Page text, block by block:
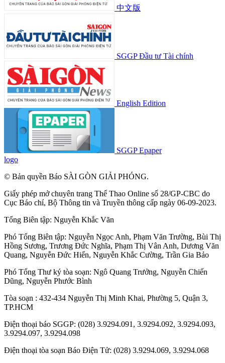
中文版
SGGP Đầu tư Tài chính
English Edition
SGGP Epaper
logo
© Bản quyền Báo SÀI GÒN GIẢI PHÓNG.
Giấy phép mở chuyên trang Thể Thao Online số 28/GP-CBC do
Cục Báo chí, Bộ Thông tin và Truyền thông cấp ngày 06-09-2023.
Tổng Biên tập: Nguyễn Khắc Văn
Phó Tổng Biên tập: Nguyễn Ngọc Anh, Phạm Văn Trường, Bùi Thị
Hồng Sương, Trương Đức Nghĩa, Phạm Thị Vân Anh, Dương Văn
Quang, Nguyễn Đức Hiển, Nguyễn Khắc Cường, Trần Gia Bảo
Phó Tổng Thư ký tòa soạn: Ngô Quang Trưởng, Nguyễn Chiến
Dũng, Nguyễn Phước Bình
Tòa soạn : 432-434 Nguyễn Thị Minh Khai, Phường 5, Quận 3,
TP.HCM
Điện thoại báo SGGP: (028) 3.9294.091, 3.9294.092, 3.9294.093,
3.9294.097, 3.9294.098
Điện thoại tòa soạn Báo Điện Tử: (028) 3.9294.069, 3.9294.068